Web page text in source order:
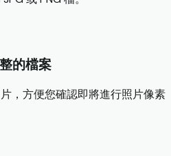
的檔案
，方便您確認即將進行照片像素